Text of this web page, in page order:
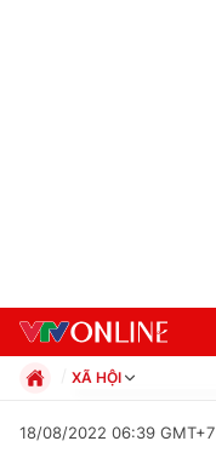
XÃ HỘI
Xã hội
18/08/2022 06:39 GMT+7